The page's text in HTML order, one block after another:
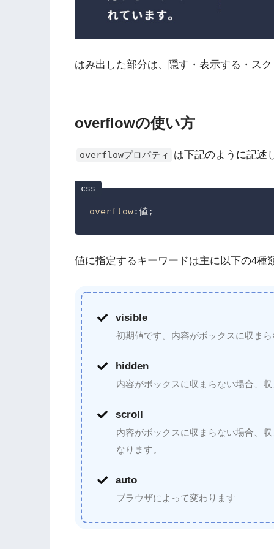
はみ出した部分は、隠す・表示する・ス
overflowの使い方
overflowプロパティ は下記のように記述
overflow:値;
値に指定するキーワードは主に以下の4種
visible
初期値です。内容がボックスに収ま
hidden
内容がボックスに収まらない場合、
scroll
内容がボックスに収まらない場合、
なります。
auto
ブラウザによって変わります